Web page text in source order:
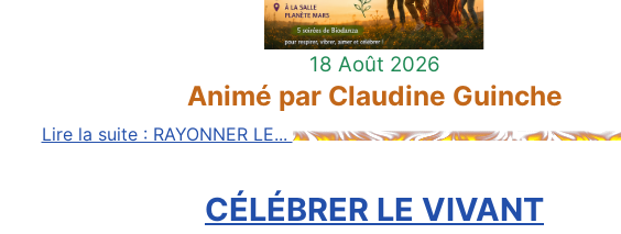
18 Août 2026
Animé par Claudine Guinche
Lire la suite : RAYONNER LE...
CÉLÉBRER LE VIVANT